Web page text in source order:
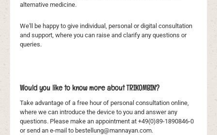
alternative medicine.
We'll be happy to give individual, personal or digital consultation
and support, where you can raise and clarify any questions or
queries.
Would you like to know more about TRIKOMBIN?
Take advantage of a free hour of personal consultation online,
where we can introduce the device to you and answer any
questions. Please make an appointment at +49(0)89-1890846-0
or send an e-mail to bestellung@mannayan.com.